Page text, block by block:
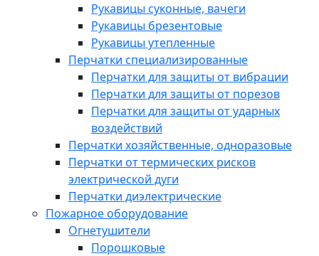
Рукавицы суконные, вачеги
Рукавицы брезентовые
Рукавицы утепленные
Перчатки специализированные
Перчатки для защиты от вибрации
Перчатки для защиты от порезов
Перчатки для защиты от ударных
воздействий
Перчатки хозяйственные, одноразовые
Перчатки от термических рисков
электрической дуги
Перчатки диэлектрические
Пожарное оборудование
Огнетушители
Порошковые